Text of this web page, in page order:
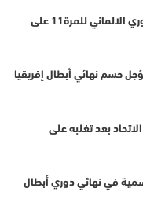
بايرن ميونيخ يتوج بلقب الدوري الالماني للمرة11 على
حسم نهائي أبطال إفريقيا
بعد تغلبه على
في نهائي دوري أبطال